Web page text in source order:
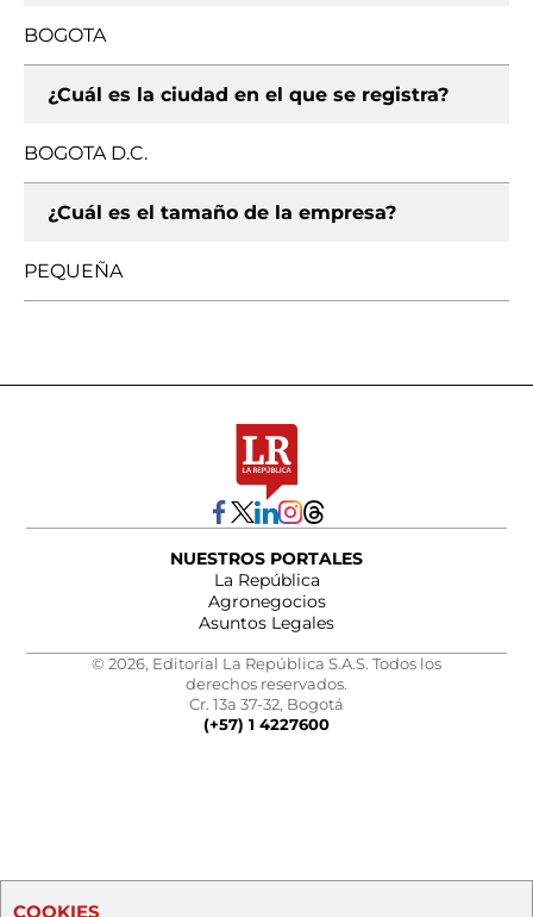
BOGOTA
¿Cuál es la ciudad en el que se registra?
BOGOTA D.C.
¿Cuál es el tamaño de la empresa?
PEQUEÑA
NUESTROS PORTALES
La República
Agronegocios
Asuntos Legales
© 2026, Editorial La República S.A.S. Todos los
derechos reservados.
Cr. 13a 37-32, Bogotá
(+57) 1 4227600
COOKIES